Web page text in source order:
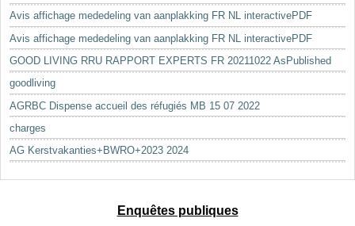
Avis affichage mededeling van aanplakking FR NL interactivePDF
Avis affichage mededeling van aanplakking FR NL interactivePDF
GOOD LIVING RRU RAPPORT EXPERTS FR 20211022 AsPublished
goodliving
AGRBC Dispense accueil des réfugiés MB 15 07 2022
charges
AG Kerstvakanties+BWRO+2023 2024
Enquêtes publiques